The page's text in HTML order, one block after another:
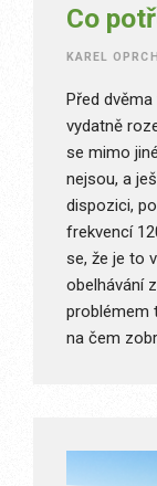
Co
KAREL
Před
vydatně
se mimo
nejsou, a
dispozici,
frekvencí
se, že je to
obelhávání
problémem
na čem